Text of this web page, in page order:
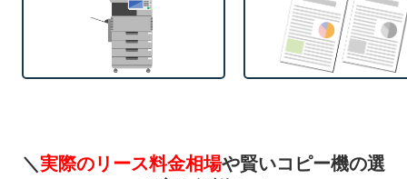
＼実際のリース料金相場や賢いコピー機の選